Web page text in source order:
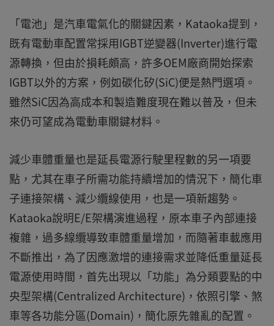
「電池」是汽車電氣化的關鍵因素，Kataoka提到，
既有電動車配置常採用IGBT逆變器(Inverter)進行電
源轉換，但由於損耗頗高，許多OEM廠商開始探索
IGBT以外的方案，例如碳化矽(SiC)便是熱門選項。
雖然SiC因為高成本和製造難度現在難以普及，但未
來仍可望成為電動車關鍵材料。
減少車體重量也是延長電源行駛里程數的另一項要
點，尤其在車子所需功能持續增加的情況下，簡化車
子連接架構、減少纜線使用，也是一項新趨勢。
Kataoka說明E/E架構演進過程，原本車子內部連接
複雜，過多線纜導致車體重量增加，而隨著車載應用
不斷推出，為了因應激增的連接需求並降低重量延長
電源使用時間，首先出現以「功能」為分類要點的中
央型架構(Centralized Architecture)，依照引擎、煞
車等各功能分區(Domain)，簡化原先雜亂的配置。